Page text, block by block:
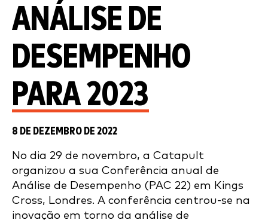
ANÁLISE DE
DESEMPENHO
PARA 2023
8 DE DEZEMBRO DE 2022
No dia 29 de novembro, a Catapult
organizou a sua Conferência anual de
Análise de Desempenho (PAC 22) em Kings
Cross, Londres. A conferência centrou-se na
inovação em torno da análise de